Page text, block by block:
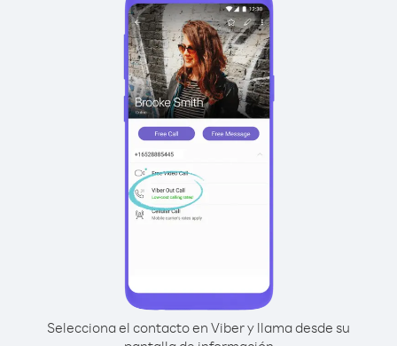
Selecciona el contacto en Viber y llama desde su